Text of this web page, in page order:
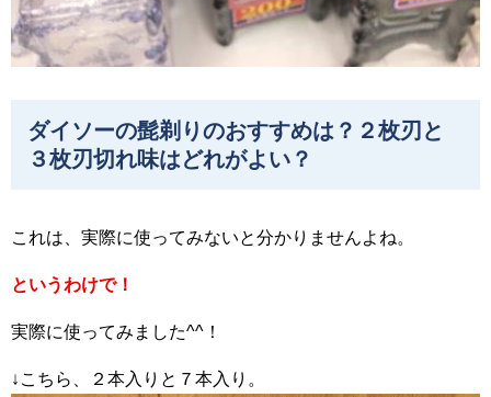
ダイソーの髭剃りのおすすめは？２枚刃と
３枚刃切れ味はどれがよい？
これは、実際に使ってみないと分かりませんよね。
というわけで！
実際に使ってみました^^！
↓こちら、２本入りと７本入り。